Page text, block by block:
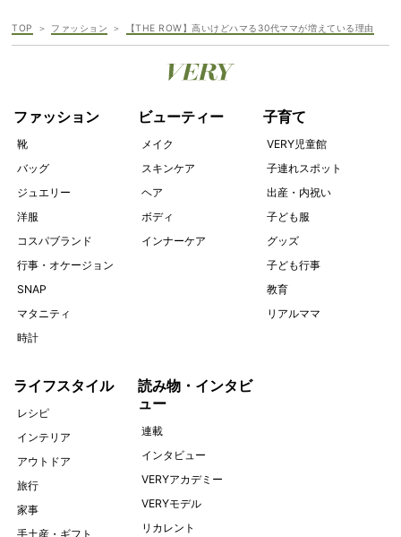
TOP ファッション 【THE ROW】高いけどハマる30代ママが増えている理由
ファッション
靴
バッグ
ジュエリー
洋服
コスパブランド
行事・オケージョン
SNAP
マタニティ
時計
ビューティー
メイク
スキンケア
ヘア
ボディ
インナーケア
子育て
VERY児童館
子連れスポット
出産・内祝い
子ども服
グッズ
子ども行事
教育
リアルママ
ライフスタイル
レシピ
インテリア
アウトドア
旅行
家事
手土産・ギフト
読み物・インタビ
ュー
連載
インタビュー
VERYアカデミー
VERYモデル
リカレント